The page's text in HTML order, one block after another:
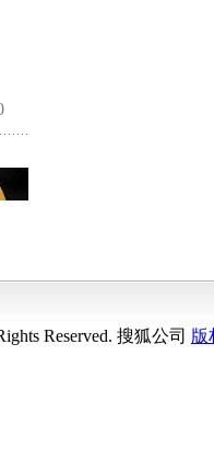
Reserved. 搜狐公司 版